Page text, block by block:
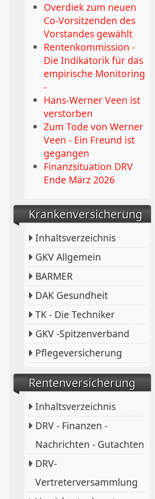
Overdiek zum neuen
Co-Vorsitzenden des
Vorstandes gewählt
Rentenkommission -
Die Indikatorik für das
empirische Monitoring
-
Hans-Werner Veen ist
verstorben
Zum Tode von Werner
Veen - Ein Freund ist
gegangen
Finanzsituation DRV
Ende März 2026
Krankenversicherung
Inhaltsverzeichnis
GKV Allgemein
BARMER
DAK Gesundheit
TK - Die Techniker
GKV -Spitzenverband
Pflegeversicherung
Rentenversicherung
Inhaltsverzeichnis
DRV - Finanzen -
Nachrichten - Gutachten
DRV-
Vertreterversammlung